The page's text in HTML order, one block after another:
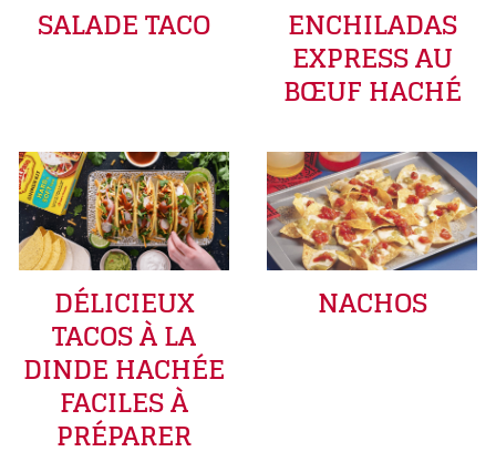
SALADE TACO ENCHILADAS
EXPRESS AU
BŒUF HACHÉ
DÉLICIEUX
TACOS À LA
DINDE HACHÉE
FACILES À
PRÉPARER
NACHOS